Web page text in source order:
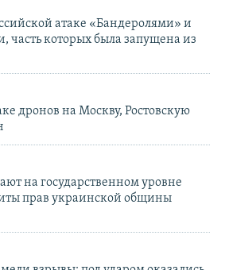
атаке «Бандеролями» и
которых была запущена из
дронов на Москву, Ростовскую
на государственном уровне
прав украинской общины